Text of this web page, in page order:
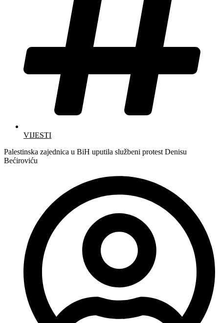
VIJESTI
Palestinska zajednica u BiH uputila službeni protest Denisu
Bećiroviću